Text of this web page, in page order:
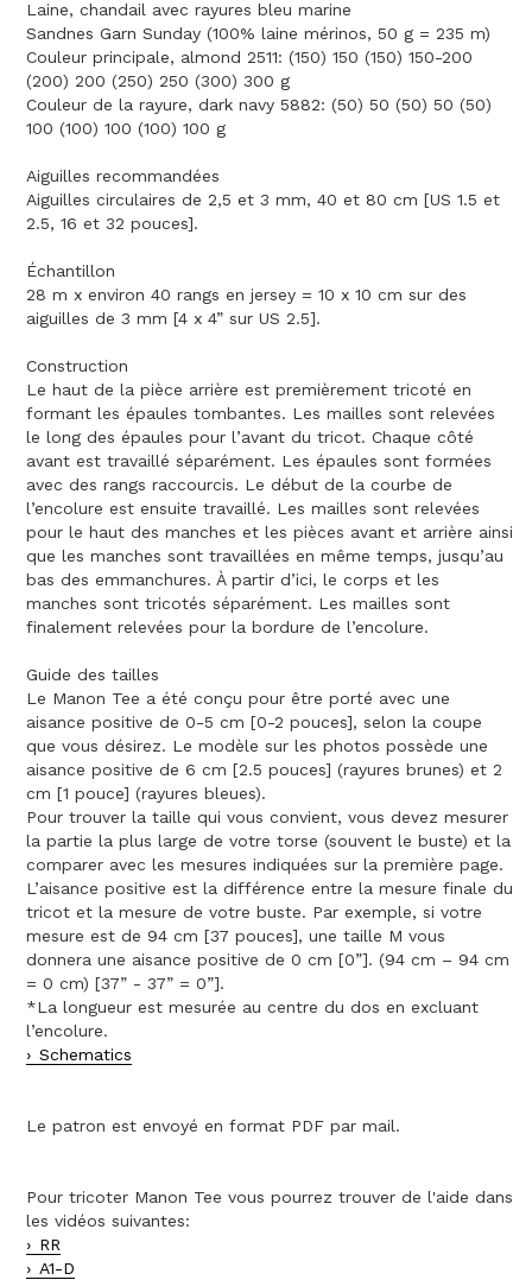
Laine, chandail avec rayures bleu marine
Sandnes Garn Sunday (100% laine mérinos, 50 g = 235 m)
Couleur principale, almond 2511: (150) 150 (150) 150-200
(200) 200 (250) 250 (300) 300 g
Couleur de la rayure, dark navy 5882: (50) 50 (50) 50 (50)
100 (100) 100 (100) 100 g
Aiguilles recommandées
Aiguilles circulaires de 2,5 et 3 mm, 40 et 80 cm [US 1.5 et
2.5, 16 et 32 pouces].
Échantillon
28 m x environ 40 rangs en jersey = 10 x 10 cm sur des
aiguilles de 3 mm [4 x 4” sur US 2.5].
Construction
Le haut de la pièce arrière est premièrement tricoté en
formant les épaules tombantes. Les mailles sont relevées
le long des épaules pour l’avant du tricot. Chaque côté
avant est travaillé séparément. Les épaules sont formées
avec des rangs raccourcis. Le début de la courbe de
l’encolure est ensuite travaillé. Les mailles sont relevées
pour le haut des manches et les pièces avant et arrière ainsi
que les manches sont travaillées en même temps, jusqu’au
bas des emmanchures. À partir d’ici, le corps et les
manches sont tricotés séparément. Les mailles sont
finalement relevées pour la bordure de l’encolure.
Guide des tailles
Le Manon Tee a été conçu pour être porté avec une
aisance positive de 0-5 cm [0-2 pouces], selon la coupe
que vous désirez. Le modèle sur les photos possède une
aisance positive de 6 cm [2.5 pouces] (rayures brunes) et 2
cm [1 pouce] (rayures bleues).
Pour trouver la taille qui vous convient, vous devez mesurer
la partie la plus large de votre torse (souvent le buste) et la
comparer avec les mesures indiquées sur la première page.
L’aisance positive est la différence entre la mesure finale du
tricot et la mesure de votre buste. Par exemple, si votre
mesure est de 94 cm [37 pouces], une taille M vous
donnera une aisance positive de 0 cm [0”]. (94 cm – 94 cm
= 0 cm) [37” - 37” = 0”].
*La longueur est mesurée au centre du dos en excluant
l’encolure.
Schematics
Le patron est envoyé en format PDF par mail.
Pour tricoter Manon Tee vous pourrez trouver de l'aide dans
les vidéos suivantes:
RR
A1-D